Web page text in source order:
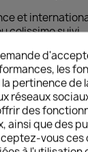
et
colissimo suivi.
Détails du
les
pertinence de
réseaux
des
ainsi que des
vous ces